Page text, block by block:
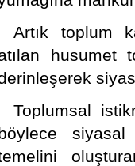
Artık toplum
husumet
Toplumsal
siyasal